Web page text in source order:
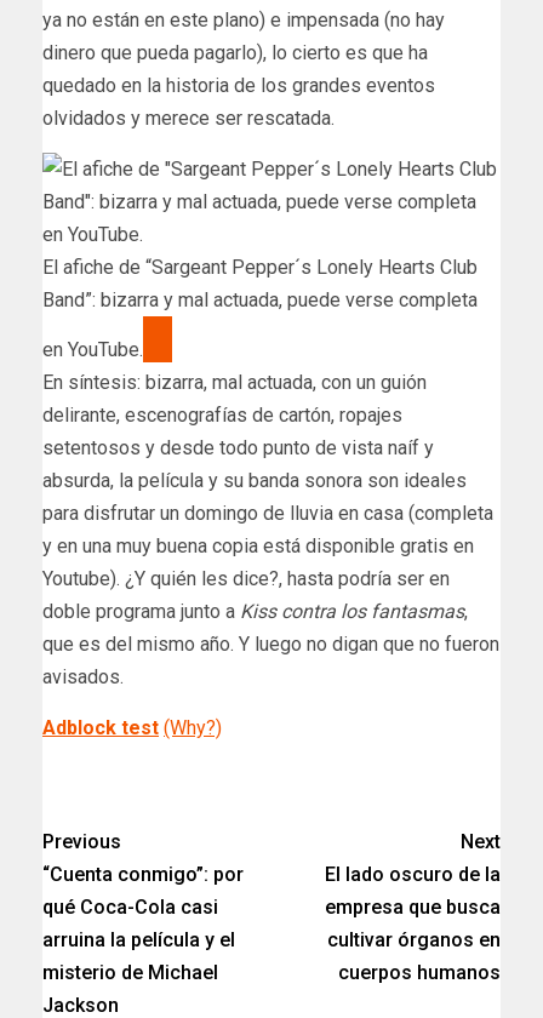
ya no están en este plano) e impensada (no hay
dinero que pueda pagarlo), lo cierto es que ha
quedado en la historia de los grandes eventos
olvidados y merece ser rescatada.
El afiche de “Sargeant Pepper´s Lonely Hearts Club
Band”: bizarra y mal actuada, puede verse completa
en YouTube.
En síntesis: bizarra, mal actuada, con un guión
delirante, escenografías de cartón, ropajes
setentosos y desde todo punto de vista naíf y
absurda, la película y su banda sonora son ideales
para disfrutar un domingo de lluvia en casa (completa
y en una muy buena copia está disponible gratis en
Youtube). ¿Y quién les dice?, hasta podría ser en
doble programa junto a Kiss contra los fantasmas,
que es del mismo año. Y luego no digan que no fueron
avisados.
Adblock test (Why?)
Previous
“Cuenta conmigo”: por
qué Coca-Cola casi
arruina la película y el
misterio de Michael
Jackson
Next
El lado oscuro de la
empresa que busca
cultivar órganos en
cuerpos humanos